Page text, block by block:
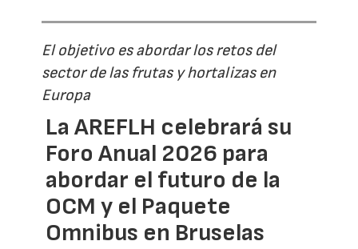
El objetivo es abordar los retos del
sector de las frutas y hortalizas en
Europa
La AREFLH celebrará su
Foro Anual 2026 para
abordar el futuro de la
OCM y el Paquete
Omnibus en Bruselas